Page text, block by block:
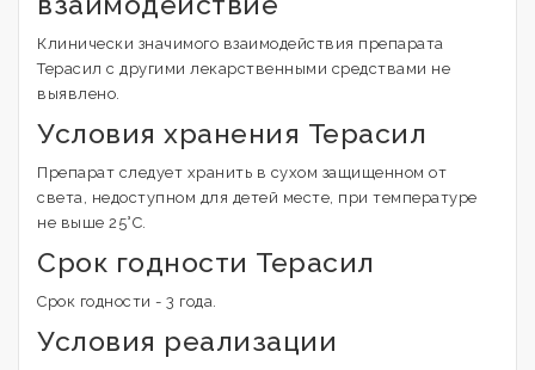
Клинически значимого взаимодействия препарата
Терасил с другими лекарственными средствами не
выявлено.
Условия хранения Терасил
Препарат следует хранить в сухом защищенном от
света, недоступном для детей месте, при температуре
не выше 25°С.
Срок годности Терасил
Срок годности - 3 года.
Условия реализации